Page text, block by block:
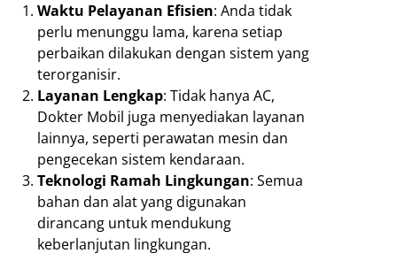
Waktu Pelayanan Efisien: Anda tidak
perlu menunggu lama, karena setiap
perbaikan dilakukan dengan sistem yang
terorganisir.
Layanan Lengkap: Tidak hanya AC,
Dokter Mobil juga menyediakan layanan
lainnya, seperti perawatan mesin dan
pengecekan sistem kendaraan.
Teknologi Ramah Lingkungan: Semua
bahan dan alat yang digunakan
dirancang untuk mendukung
keberlanjutan lingkungan.